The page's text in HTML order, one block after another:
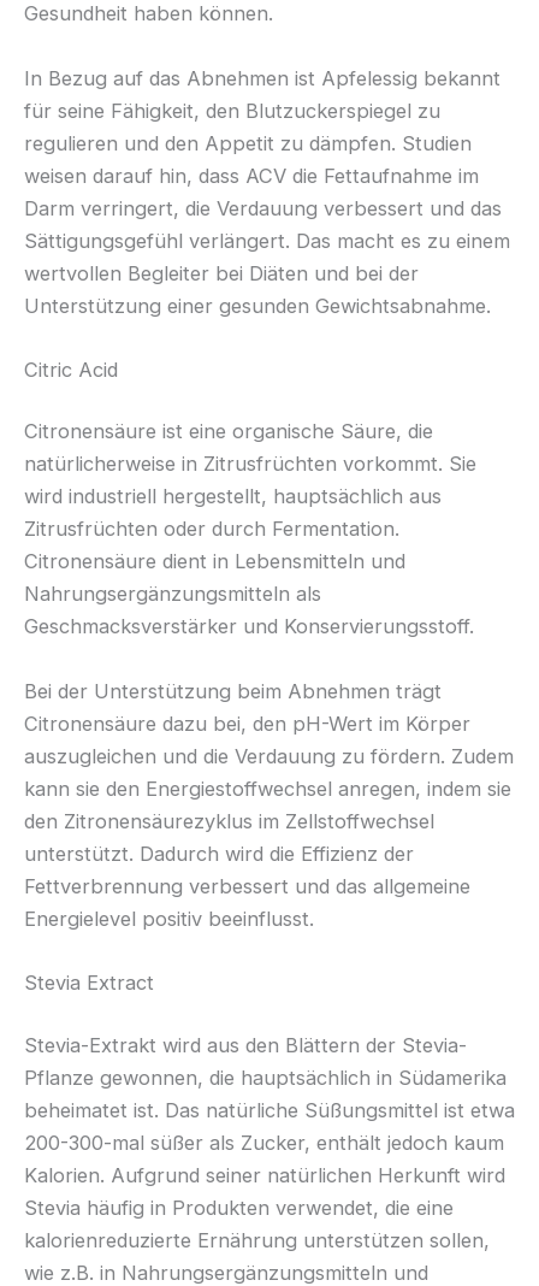
Gesundheit haben können.
In Bezug auf das Abnehmen ist Apfelessig bekannt
für seine Fähigkeit, den Blutzuckerspiegel zu
regulieren und den Appetit zu dämpfen. Studien
weisen darauf hin, dass ACV die Fettaufnahme im
Darm verringert, die Verdauung verbessert und das
Sättigungsgefühl verlängert. Das macht es zu einem
wertvollen Begleiter bei Diäten und bei der
Unterstützung einer gesunden Gewichtsabnahme.
Citric Acid
Citronensäure ist eine organische Säure, die
natürlicherweise in Zitrusfrüchten vorkommt. Sie
wird industriell hergestellt, hauptsächlich aus
Zitrusfrüchten oder durch Fermentation.
Citronensäure dient in Lebensmitteln und
Nahrungsergänzungsmitteln als
Geschmacksverstärker und Konservierungsstoff.
Bei der Unterstützung beim Abnehmen trägt
Citronensäure dazu bei, den pH-Wert im Körper
auszugleichen und die Verdauung zu fördern. Zudem
kann sie den Energiestoffwechsel anregen, indem sie
den Zitronensäurezyklus im Zellstoffwechsel
unterstützt. Dadurch wird die Effizienz der
Fettverbrennung verbessert und das allgemeine
Energielevel positiv beeinflusst.
Stevia Extract
Stevia-Extrakt wird aus den Blättern der Stevia-
Pflanze gewonnen, die hauptsächlich in Südamerika
beheimatet ist. Das natürliche Süßungsmittel ist etwa
200-300-mal süßer als Zucker, enthält jedoch kaum
Kalorien. Aufgrund seiner natürlichen Herkunft wird
Stevia häufig in Produkten verwendet, die eine
kalorienreduzierte Ernährung unterstützen sollen,
wie z.B. in Nahrungsergänzungsmitteln und